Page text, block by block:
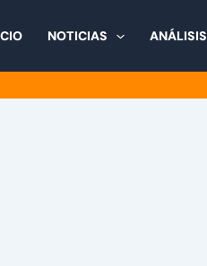
NOTICIAS ANÁLISIS